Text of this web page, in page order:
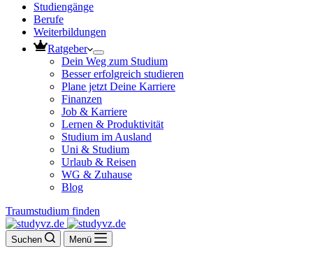
Studiengänge
Berufe
Weiterbildungen
Ratgeber
Dein Weg zum Studium
Besser erfolgreich studieren
Plane jetzt Deine Karriere
Finanzen
Job & Karriere
Lernen & Produktivität
Studium im Ausland
Uni & Studium
Urlaub & Reisen
WG & Zuhause
Blog
Traumstudium finden
Suchen Menü